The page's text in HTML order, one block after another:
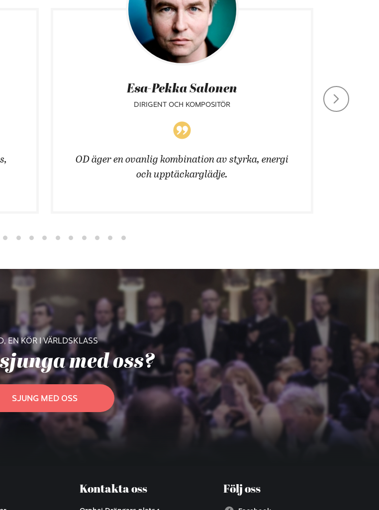
Esa-Pekka Salonen
DIRIGENT OCH KOMPOSITÖR
OD äger en ovanlig kombination av styrka, energi
och upptäckarglädje.
EN KÖR I VÄRLDSKLASS
med oss?
SJUNG MED OSS
Kontakta oss Följ oss